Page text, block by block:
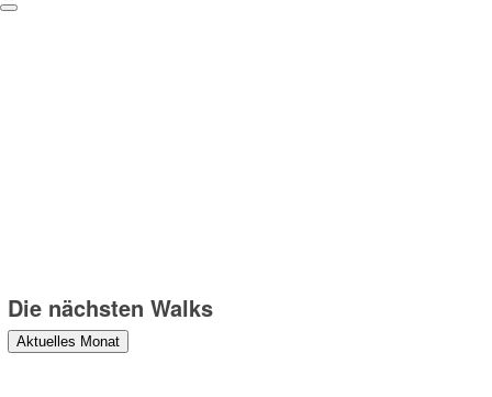
Die nächsten Walks
Aktuelles Monat